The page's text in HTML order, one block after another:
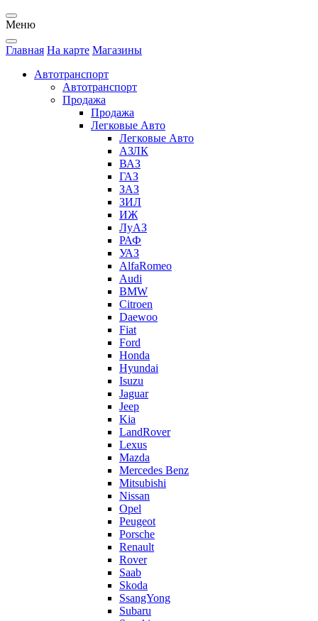
Меню
Главная На карте Магазины
Автотранспорт
Автотранспорт
Продажа
Продажа
Легковые Авто
Легковые Авто
АЗЛК
ВАЗ
ГАЗ
ЗАЗ
ЗИЛ
ИЖ
ЛуАЗ
РАФ
УАЗ
AlfaRomeo
Audi
BMW
Citroen
Daewoo
Fiat
Ford
Honda
Hyundai
Isuzu
Jaguar
Jeep
Kia
LandRover
Lexus
Mazda
Mercedes Benz
Mitsubishi
Nissan
Opel
Peugeot
Porsche
Renault
Rover
Saab
Skoda
SsangYong
Subaru